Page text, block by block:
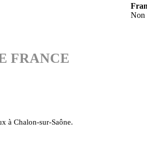
FRANCE
à Chalon-sur-Saône.
Non